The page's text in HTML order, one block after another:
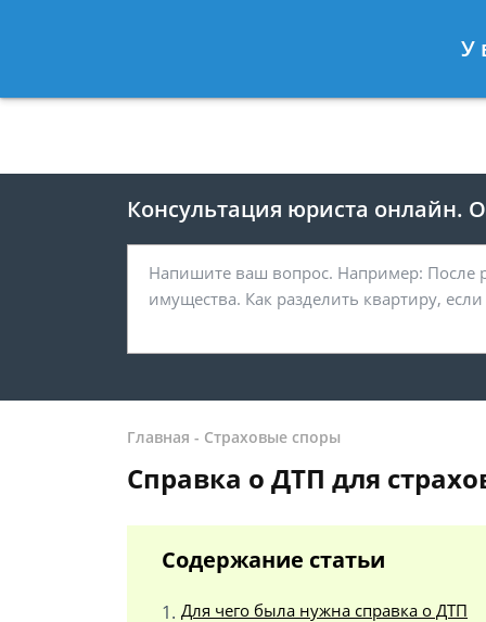
8 812 467-
Консультация юриста онлайн.
Главная - Страховые споры
Справка о ДТП для
Содержание статьи
Для чего была нужна справка о ДТП
У